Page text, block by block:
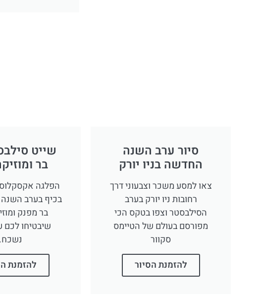
סיור ערב השנה
החדשה בניו יורק
צאו למסע משכר וצבעוני דרך
רחובות ניו יורק בערב
הסילבסטר וצפו בטקס הכי
מפורסם בעולם של הטיימס
סקוור
להזמנת הסיור
שייט
בר
הפלגה
בכיף בערב
בר מפנק
שיבטיחו לכם
נשכח.
להזמנת